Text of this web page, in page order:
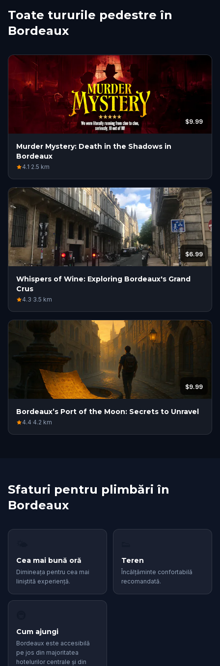
Toate tururile pedestre în
Bordeaux
$9.99
Murder Mystery: Death in the Shadows in
Bordeaux
4.1·2.5 km
$6.99
Whispers of Wine: Exploring Bordeaux's Grand
Crus
4.3·3.5 km
$9.99
Bordeaux’s Port of the Moon: Secrets to Unravel
4.4·4.2 km
Sfaturi pentru plimbări în
Bordeaux
Cea mai bună oră
Dimineața pentru cea mai
liniștită experiență.
Teren
Încălțăminte confortabilă
recomandată.
Cum ajungi
Bordeaux este accesibilă
pe jos din majoritatea
hotelurilor centrale și din